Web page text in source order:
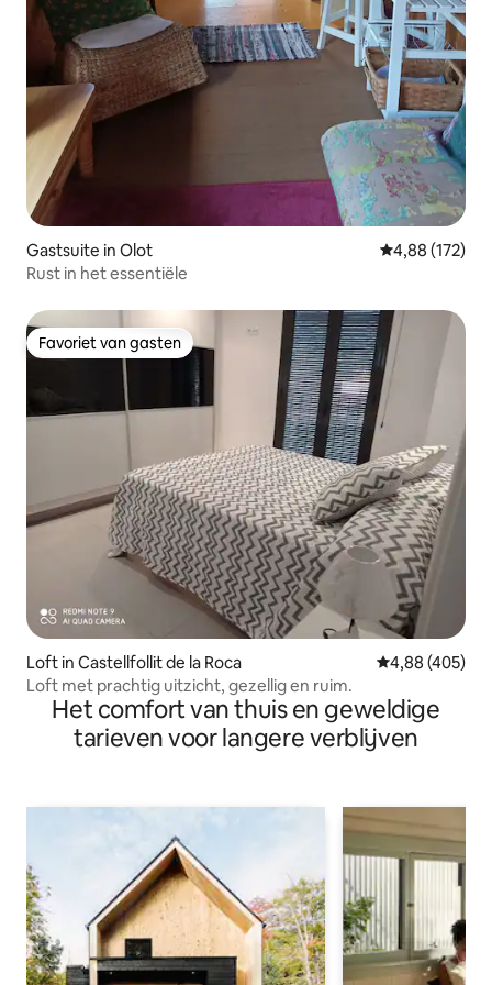
Gastsuite in Olot Gemiddelde
4,88 (172)
Rust in het essentiële
Favoriet van gasten
Favoriet van gasten
Loft in Castellfollit de la Roca Gemiddelde
4,88 (405)
Loft met prachtig uitzicht, gezellig en ruim.
Het comfort van thuis en geweldige
tarieven voor langere verblijven